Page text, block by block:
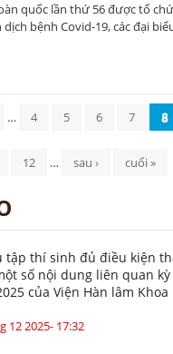
quốc lần thứ 56 được tổ
bệnh Covid-19, các đại
… 4 5 6 7 8
12 … sau › cuối »
tập thí sinh đủ điều kiện
số nội dung liên quan
của Viện Hàn lâm Khoa
12 2025- 17:32